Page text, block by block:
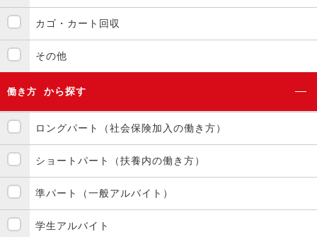
カゴ・カート回収
その他
働き方 から探す
ロングパート（社会保険加入の働き方）
ショートパート（扶養内の働き方）
準パート（一般アルバイト）
学生アルバイト